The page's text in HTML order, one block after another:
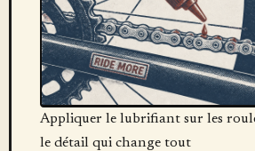
Appliquer le lubrifiant sur les
le détail qui change tout